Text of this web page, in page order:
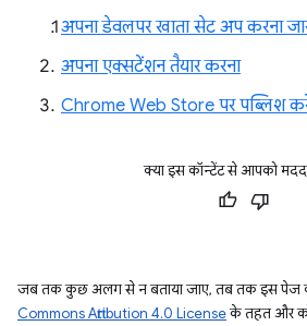
अपना डेवलपर खाता सेट अप करना
अपना एक्सटेंशन तैयार करना
Chrome Web Store पर पब्लिश
क्या इस कॉन्टेंट से आपको मदद
जब तक कुछ अलग से न बताया जाए, तब तक इस पेज
Commons Attribution 4.0 Licenseके तहत और